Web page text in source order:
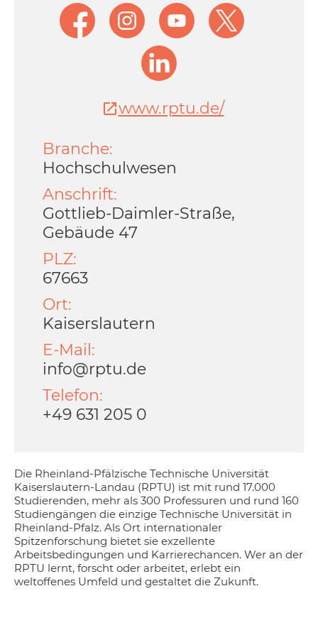
Die Rheinland-Pfälzische Technische Universität
Kaiserslautern-Landau (RPTU) ist mit rund 17.000
Studierenden, mehr als 300 Professuren und rund 160
Studiengängen die einzige Technische Universität in
Rheinland-Pfalz. Als Ort internationaler
Spitzenforschung bietet sie exzellente
Arbeitsbedingungen und Karrierechancen. Wer an der
RPTU lernt, forscht oder arbeitet, erlebt ein
weltoffenes Umfeld und gestaltet die Zukunft.
www.rptu.de/
Branche:
Hochschulwesen
Anschrift:
Gottlieb-Daimler-Straße,
Gebäude 47
PLZ:
67663
Ort:
Kaiserslautern
E-Mail:
info@rptu.de
Telefon:
+49 631 205 0